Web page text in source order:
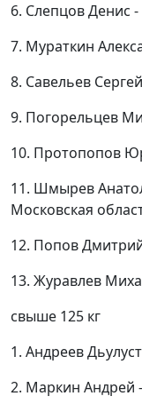
6. Слепцов Денис
7. Мураткин
8. Савельев
9. Погорельцев
10. Протопопов
11. Шмырев
Московская
12. Попов
13. Журавлев
свыше 125 кг
1. Андреев
2. Маркин Андрей